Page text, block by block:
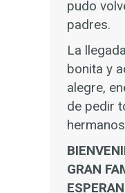
pudo
padres.
La
bonita y
alegre,
de pedir
GRAN